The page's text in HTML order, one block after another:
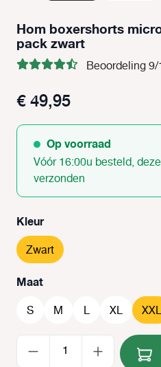
Hom boxershorts
pack zwart
Beoordeling
€ 49,95
Op voorraad
Vóór 16:00u besteld,
verzonden
Selecteer
Kleur
Zwart
Selecteer
Maat
S M L XL XXL